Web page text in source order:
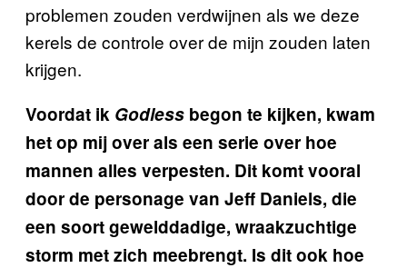
problemen zouden verdwijnen als we deze
kerels de controle over de mijn zouden laten
krijgen.
Voordat ik Godless begon te kijken, kwam
het op mij over als een serie over hoe
mannen alles verpesten. Dit komt vooral
door de personage van Jeff Daniels, die
een soort gewelddadige, wraakzuchtige
storm met zich meebrengt. Is dit ook hoe